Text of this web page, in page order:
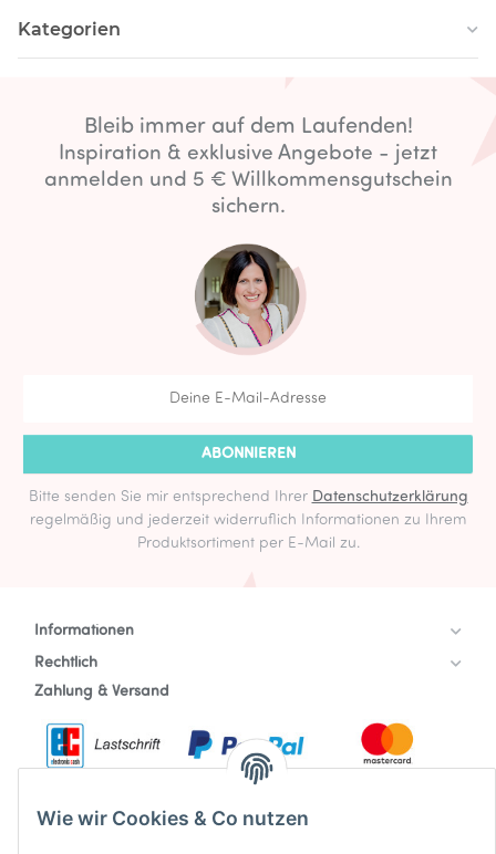
Wie wir Cookies & Co nutzen
Kategorien
Bleib immer auf dem Laufenden!
Inspiration & exklusive Angebote - jetzt
anmelden und 5 € Willkommensgutschein
sichern.
ABONNIEREN
Bitte senden Sie mir entsprechend Ihrer Datenschutzerklärung
regelmäßig und jederzeit widerruflich Informationen zu Ihrem
Produktsortiment per E-Mail zu.
Informationen
Rechtlich
Zahlung & Versand